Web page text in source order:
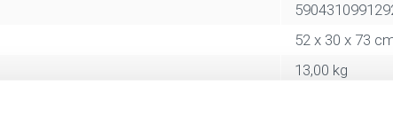
52 x 30 x 73
13,00 kg